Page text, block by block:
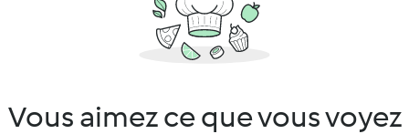
Vous aimez ce que vous voyez